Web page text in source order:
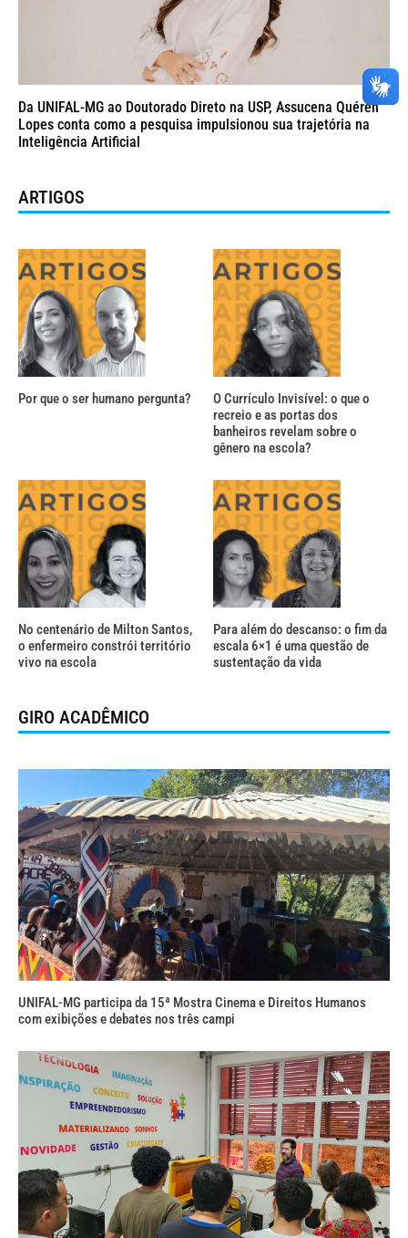
Da UNIFAL-MG ao Doutorado Direto na USP, Assucena Quéren
Lopes conta como a pesquisa impulsionou sua trajetória na
Inteligência Artificial
ARTIGOS
Por que o ser humano pergunta?
O Currículo Invisível: o que o
recreio e as portas dos
banheiros revelam sobre o
gênero na escola?
No centenário de Milton Santos,
o enfermeiro constrói território
vivo na escola
Para além do descanso: o fim da
escala 6×1 é uma questão de
sustentação da vida
GIRO ACADÊMICO
UNIFAL-MG participa da 15ª Mostra Cinema e Direitos Humanos
com exibições e debates nos três campi